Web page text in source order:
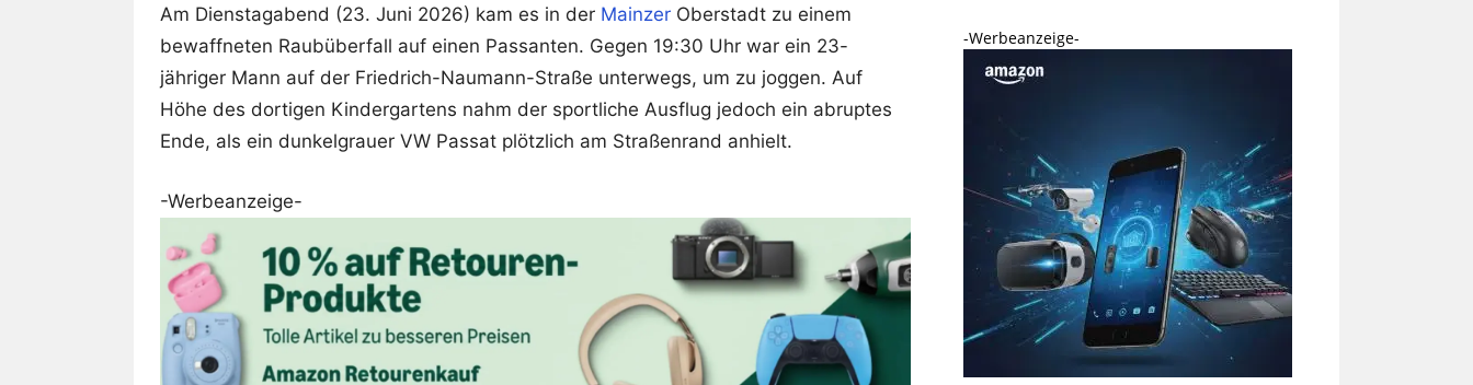
Am Dienstagabend (23. Juni 2026) kam es in der Mainzer Oberstadt zu einem
bewaffneten Raubüberfall auf einen Passanten. Gegen 19:30 Uhr war ein 23-
jähriger Mann auf der Friedrich-Naumann-Straße unterwegs, um zu joggen. Auf
Höhe des dortigen Kindergartens nahm der sportliche Ausflug jedoch ein abruptes
Ende, als ein dunkelgrauer VW Passat plötzlich am Straßenrand anhielt.
-Werbeanzeige-
-Werbeanzeige-